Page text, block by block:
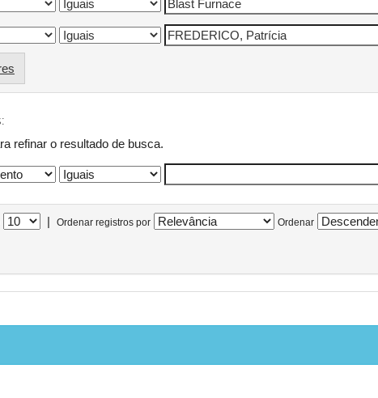
refinar o resultado de busca.
| Ordenar registros por Ordenar